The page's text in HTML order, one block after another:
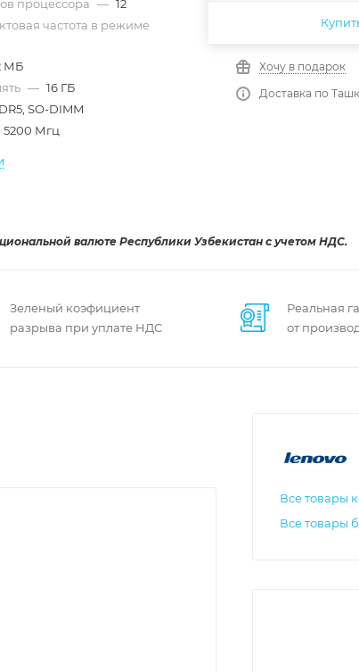
процессора — 12
частота в режиме
МБ
— 16 ГБ
SO-DIMM
5200 Мгц
Хочу в подарок
Доставка по
валюте Республики Узбекистан с учетом НДС.
Зеленый коэфициент
разрыва при уплате НДС
Реальная
от
Все товары
Все товары